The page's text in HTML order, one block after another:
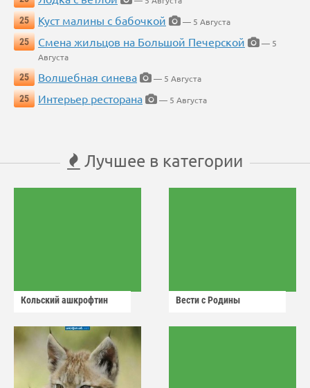
25
Куст малины с бабочкой
— 5 Августа
25
Смена жильцов на Большой Печерской
— 5
Августа
25
Волшебная синева
— 5 Августа
25
Интерьер ресторана — 5 Августа
Лучшее в категории
Кольский ашкрофтин Вести с Родины